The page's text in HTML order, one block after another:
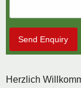
Send Enquiry
Herzlich